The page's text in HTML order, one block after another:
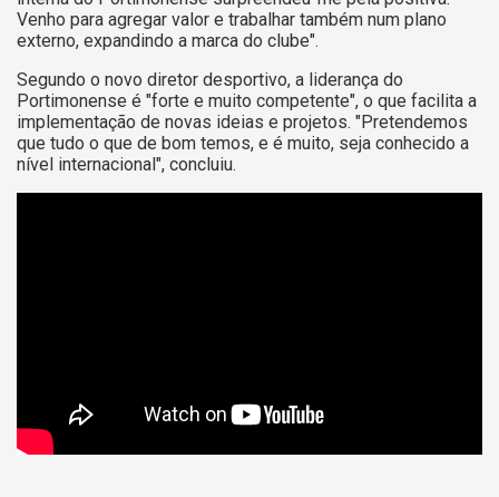
Venho para agregar valor e trabalhar também num plano
externo, expandindo a marca do clube".
Segundo o novo diretor desportivo, a liderança do
Portimonense é "forte e muito competente", o que facilita a
implementação de novas ideias e projetos. "Pretendemos
que tudo o que de bom temos, e é muito, seja conhecido a
nível internacional", concluiu.